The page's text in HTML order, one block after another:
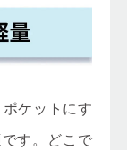
ケットにす
す。どこで